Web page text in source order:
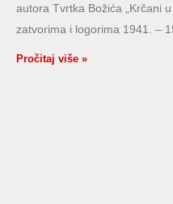
autora Tvrtka Božića „Krčani
zatvorima i logorima 1941. –
Pročitaj više »